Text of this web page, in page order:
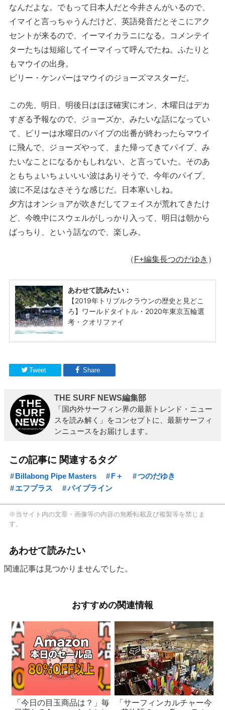
なんだよな。でもって日本人だと今井さんがいるので、
イマイと言っちゃうんだけど、英語発音だとそこにアク
セントが来るので、イーマイカラニになる。コメンテイ
ターたちは短縮してイーマイって呼んでたね。ふたりと
もマウイの出身。
ビリー・ケンパーはマウイのジョーズマスターだ。
この先、明日、明後日はほぼ確実にオン、木曜日はデカ
すぎる予報なので、ジョーズか、みたいな話になってい
て、ビリーは水曜日のパイプの出番が終わったらマウイ
に飛んで、ジョーズやって、また帰ってきてパイプ、み
たいなことになるかもしれない、と言っていた。そのあ
ともちょいちょいいい波はありそうで、今年のパイプ、
波に不足はなさそうな感じだ。日本寒いしね。
夕方はオンショアが吹きだしてフェイスが荒れてきたけ
ど、今晩中にスウェルがしっかり入って、明日は朝から
ばっちり、という話なので、楽しみ。
（ F+編集長つのだゆき ）
Tweet Share
THE SURF NEWS編集部
「国内外サーフィン界の最新トレンド・ニュー
スを読み解く」をコンセプトに、最新サーフィ
ンニュースをお届けします。
この記事に 関連するタグ
Billabong Pipe Masters F＋
つのだゆき
エフプラス
パイプライン
※当サイト内の文章・画像等の内容の無断転載及び複製等を禁じま
す。
あわせて読みたい
関連記事は見つかりませんでした。
おすすめの関連情報
「今日の目玉商品は？」毎
「サーフィンカルチャー今